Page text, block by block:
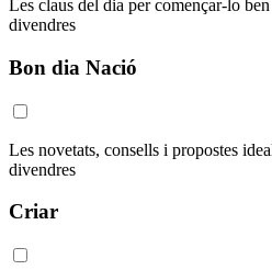
Les claus del dia per començar-lo
divendres
Bon dia Nació
Les novetats, consells i propostes
divendres
Criar